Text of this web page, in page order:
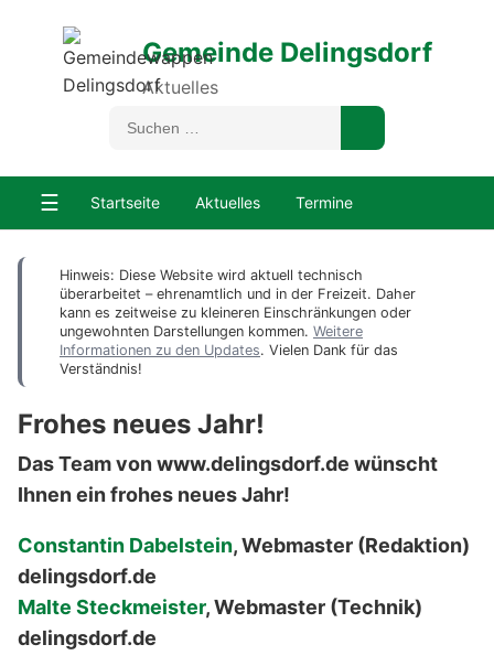
Gemeinde Delingsdorf
Aktuelles
☰ Startseite Aktuelles Termine
Hinweis: Diese Website wird aktuell technisch
überarbeitet – ehrenamtlich und in der Freizeit. Daher
kann es zeitweise zu kleineren Einschränkungen oder
ungewohnten Darstellungen kommen. Weitere
Informationen zu den Updates. Vielen Dank für das
Verständnis!
Frohes neues Jahr!
Das Team von www.delingsdorf.de wünscht
Ihnen ein frohes neues Jahr!
Constantin Dabelstein, Webmaster (Redaktion)
delingsdorf.de
Malte Steckmeister, Webmaster (Technik)
delingsdorf.de